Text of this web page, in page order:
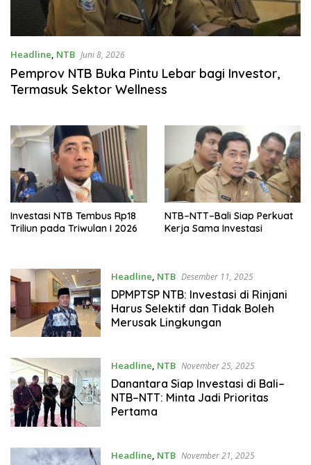
Headline, NTB Juni 8, 2026
Pemprov NTB Buka Pintu Lebar bagi Investor,
Termasuk Sektor Wellness
Investasi NTB Tembus Rp18
Triliun pada Triwulan I 2026
NTB–NTT–Bali Siap Perkuat
Kerja Sama Investasi
Headline, NTB Desember 11, 2025
DPMPTSP NTB: Investasi di Rinjani
Harus Selektif dan Tidak Boleh
Merusak Lingkungan
Headline, NTB November 25, 2025
Danantara Siap Investasi di Bali–
NTB–NTT: Minta Jadi Prioritas
Pertama
Headline, NTB November 21, 2025